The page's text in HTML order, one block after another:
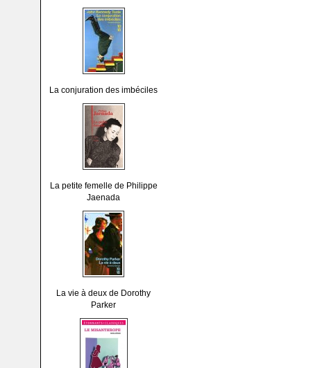
La conjuration des imbéciles
La petite femelle de Philippe
Jaenada
La vie à deux de Dorothy
Parker